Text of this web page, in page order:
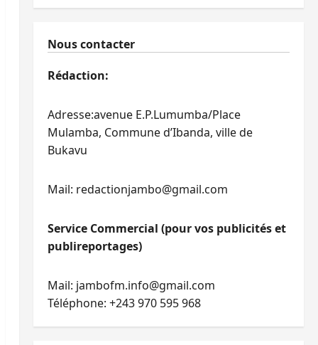
Nous contacter
Rédaction:
Adresse:avenue E.P.Lumumba/Place
Mulamba, Commune d’Ibanda, ville de
Bukavu
Mail: redactionjambo@gmail.com
Service Commercial (pour vos publicités et
publireportages)
Mail: jambofm.info@gmail.com
Téléphone: +243 970 595 968